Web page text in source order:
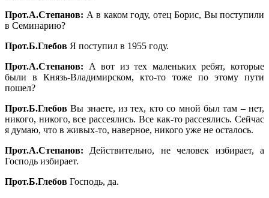
Прот.А.Степанов: А в каком году, отец Борис, Вы поступили
в Семинарию?
Прот.Б.Глебов Я поступил в 1955 году.
Прот.А.Степанов: А вот из тех маленьких ребят, которые
были в Князь-Владимирском, кто-то тоже по этому пути
пошел?
Прот.Б.Глебов Вы знаете, из тех, кто со мной был там – нет,
никого, никого, все рассеялись. Все как-то рассеялись. Сейчас
я думаю, что в живых-то, наверное, никого уже не осталось.
Прот.А.Степанов: Действительно, не человек избирает, а
Господь избирает.
Прот.Б.Глебов Господь, да.